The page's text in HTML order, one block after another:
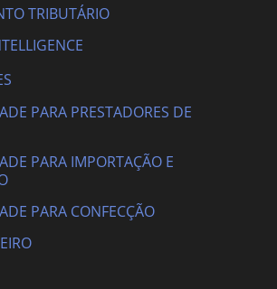
TRIBUTÁRIO
PARA PRESTADORES DE
PARA IMPORTAÇÃO E
PARA CONFECÇÃO